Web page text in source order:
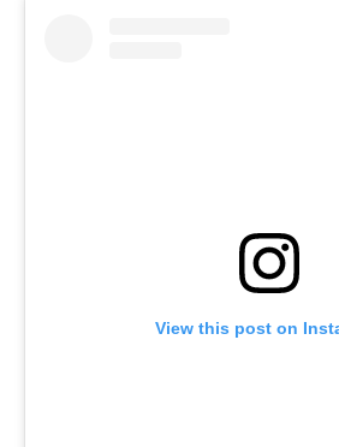
View this post on